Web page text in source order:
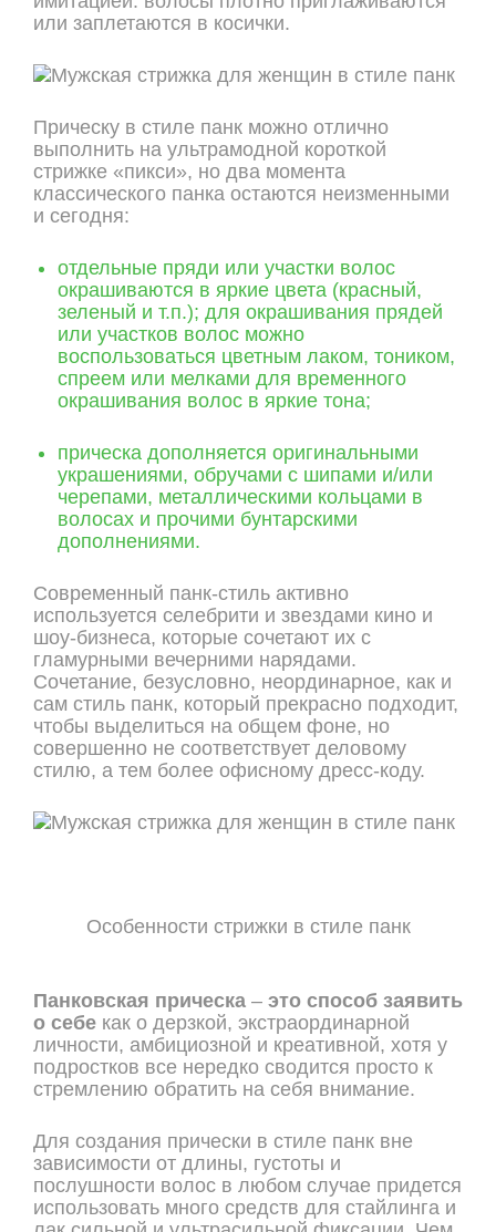
или заплетаются в косички.
Прическу в стиле панк можно отлично
выполнить на ультрамодной короткой
стрижке «пикси», но два момента
классического панка остаются неизменными
и сегодня:
отдельные пряди или участки волос
окрашиваются в яркие цвета (красный,
зеленый и т.п.); для окрашивания прядей
или участков волос можно
воспользоваться цветным лаком, тоником,
спреем или мелками для временного
окрашивания волос в яркие тона;
прическа дополняется оригинальными
украшениями, обручами с шипами и/или
черепами, металлическими кольцами в
волосах и прочими бунтарскими
дополнениями.
Современный панк-стиль активно
используется селебрити и звездами кино и
шоу-бизнеса, которые сочетают их с
гламурными вечерними нарядами.
Сочетание, безусловно, неординарное, как и
сам стиль панк, который прекрасно подходит,
чтобы выделиться на общем фоне, но
совершенно не соответствует деловому
стилю, а тем более офисному дресс-коду.
Особенности стрижки в стиле панк
Панковская прическа – это способ заявить
о себе как о дерзкой, экстраординарной
личности, амбициозной и креативной, хотя у
подростков все нередко сводится просто к
стремлению обратить на себя внимание.
Для создания прически в стиле панк вне
зависимости от длины, густоты и
послушности волос в любом случае придется
использовать много средств для стайлинга и